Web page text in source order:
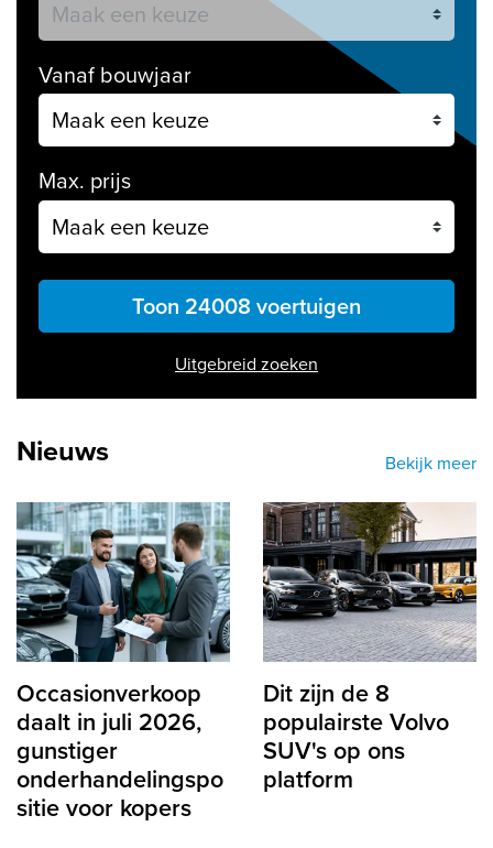
Vanaf bouwjaar
Max. prijs
Toon 24008 voertuigen
Uitgebreid zoeken
Nieuws Bekijk meer
Occasionverkoop
daalt in juli 2026,
gunstiger
onderhandelingspo
sitie voor kopers
Dit zijn de 8
populairste Volvo
SUV's op ons
platform